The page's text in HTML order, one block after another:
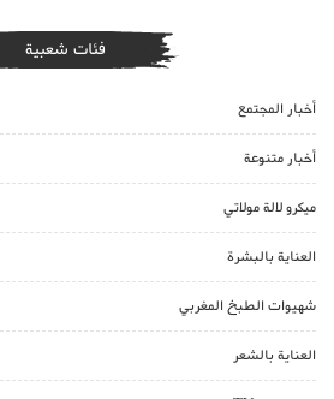
فئات شعبية
أخبار المجتمع
أخبار متنوعة
ميكرو لالة مولاتي
العناية بالبشرة
شهيوات الطبخ المغربي
العناية بالشعر